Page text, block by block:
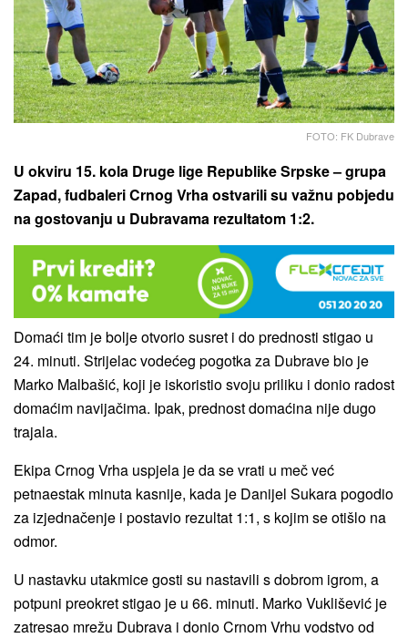
FOTO: FK Dubrave
U okviru 15. kola Druge lige Republike Srpske – grupa
Zapad, fudbaleri Crnog Vrha ostvarili su važnu pobjedu
na gostovanju u Dubravama rezultatom 1:2.
Domaći tim je bolje otvorio susret i do prednosti stigao u
24. minuti. Strijelac vodećeg pogotka za Dubrave bio je
Marko Malbašić, koji je iskoristio svoju priliku i donio radost
domaćim navijačima. Ipak, prednost domaćina nije dugo
trajala.
Ekipa Crnog Vrha uspjela je da se vrati u meč već
petnaestak minuta kasnije, kada je Danijel Sukara pogodio
za izjednačenje i postavio rezultat 1:1, s kojim se otišlo na
odmor.
U nastavku utakmice gosti su nastavili s dobrom igrom, a
potpuni preokret stigao je u 66. minuti. Marko Vuklišević je
zatresao mrežu Dubrava i donio Crnom Vrhu vodstvo od